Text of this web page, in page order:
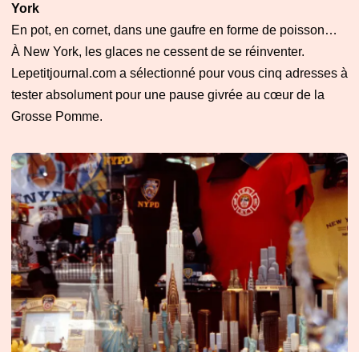
York
En pot, en cornet, dans une gaufre en forme de poisson…
À New York, les glaces ne cessent de se réinventer.
Lepetitjournal.com a sélectionné pour vous cinq adresses à
tester absolument pour une pause givrée au cœur de la
Grosse Pomme.